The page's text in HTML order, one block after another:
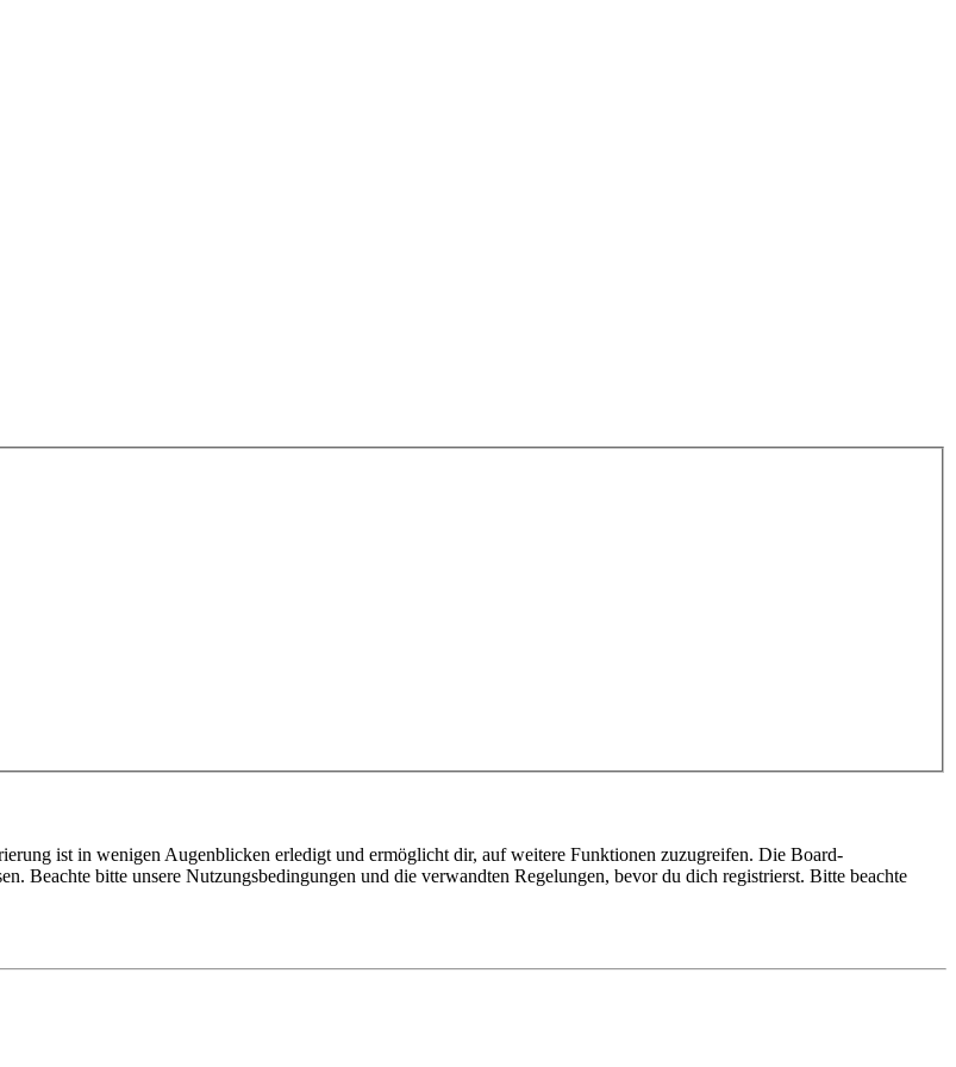
ist in wenigen Augenblicken erledigt und ermöglicht dir, auf weitere Funktionen zuzugreifen. Die Board-
Beachte bitte unsere Nutzungsbedingungen und die verwandten Regelungen, bevor du dich registrierst. Bitte beachte